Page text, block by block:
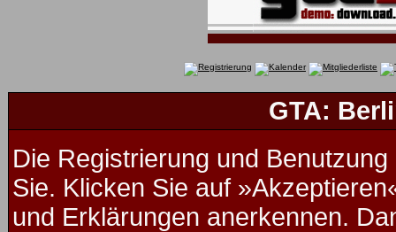
GTA:
Die Registrierung und
Sie. Klicken Sie auf
und Erklärungen anerkennen.